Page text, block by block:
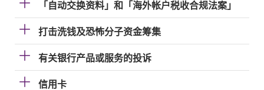
「自动交换资料」和「海外帐户税收合规法案」
打击洗钱及恐怖分子资金筹集
有关银行产品或服务的投诉
信用卡